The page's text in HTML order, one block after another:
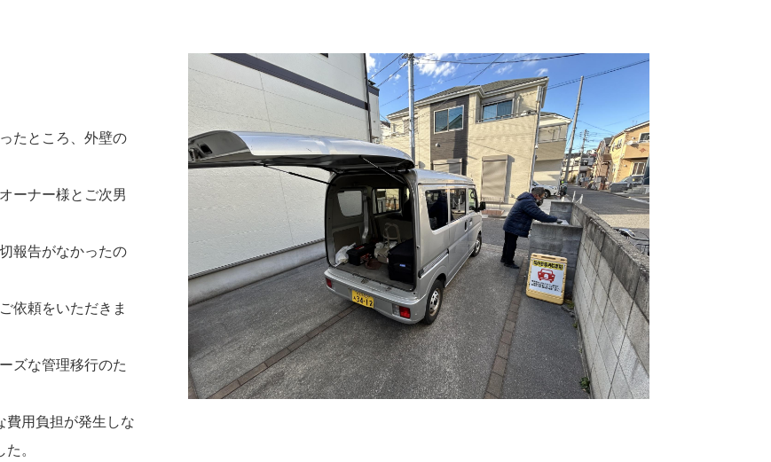
たところ、外壁の
ーナー様とご次男
報告がなかったの
依頼をいただきま
ズな管理移行のた
費用負担が発生しな
。